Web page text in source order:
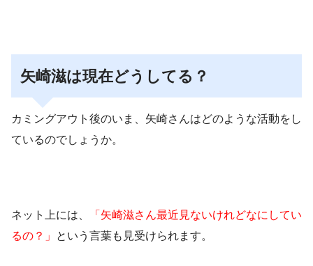
矢崎滋は現在どうしてる？
カミングアウト後のいま、矢崎さんはどのような活動をし
ているのでしょうか。
ネット上には、
「矢崎滋さん最近見ないけれどなにしてい
るの？」
という言葉も見受けられます。